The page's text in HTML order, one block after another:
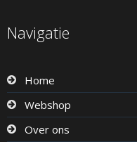
Navigatie
Home
Webshop
Over ons